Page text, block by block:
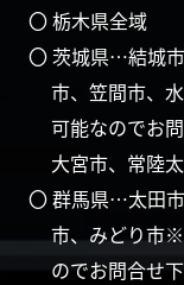
〇 栃木県全域
〇 茨城県…結城
市、笠間市、
可能なのでお
大宮市、常陸
〇 群馬県…太田
市、みどり市
のでお問合せ